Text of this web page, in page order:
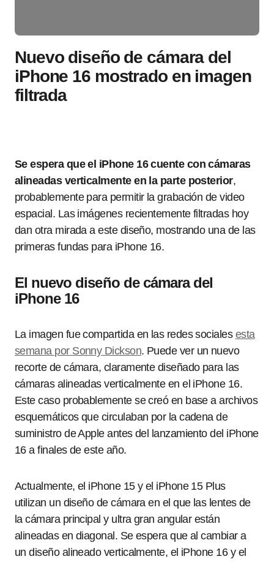
Nuevo diseño de cámara del
iPhone 16 mostrado en imagen
filtrada
Se espera que el iPhone 16 cuente con cámaras
alineadas verticalmente en la parte posterior,
probablemente para permitir la grabación de video
espacial. Las imágenes recientemente filtradas hoy
dan otra mirada a este diseño, mostrando una de las
primeras fundas para iPhone 16.
El nuevo diseño de cámara del
iPhone 16
La imagen fue compartida en las redes sociales esta
semana por Sonny Dickson. Puede ver un nuevo
recorte de cámara, claramente diseñado para las
cámaras alineadas verticalmente en el iPhone 16.
Este caso probablemente se creó en base a archivos
esquemáticos que circulaban por la cadena de
suministro de Apple antes del lanzamiento del iPhone
16 a finales de este año.
Actualmente, el iPhone 15 y el iPhone 15 Plus
utilizan un diseño de cámara en el que las lentes de
la cámara principal y ultra gran angular están
alineadas en diagonal. Se espera que al cambiar a
un diseño alineado verticalmente, el iPhone 16 y el